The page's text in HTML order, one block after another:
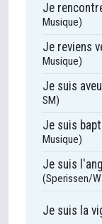
Je
Musique)
Je reviens
Musique)
Je suis
SM)
Je suis
Musique)
Je suis
(Sperissen/
Je suis la